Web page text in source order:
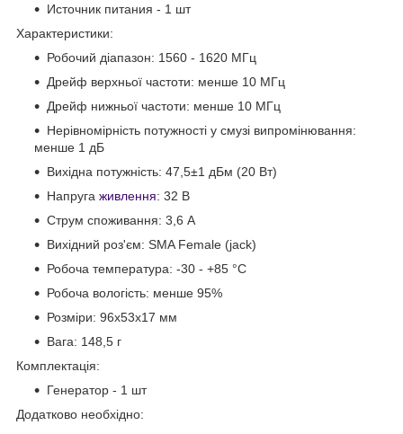
Источник питания - 1 шт
Характеристики:
Робочий діапазон: 1560 - 1620 МГц
Дрейф верхньої частоти: менше 10 МГц
Дрейф нижньої частоти: менше 10 МГц
Нерівномірність потужності у смузі випромінювання:
менше 1 дБ
Вихідна потужність: 47,5±1 дБм (20 Вт)
Напруга живлення: 32 В
Струм споживання: 3,6 А
Вихідний роз'єм: SMA Female (jack)
Робоча температура: -30 - +85 °С
Робоча вологість: менше 95%
Розміри: 96х53х17 мм
Вага: 148,5 г
Комплектація:
Генератор - 1 шт
Додатково необхідно: